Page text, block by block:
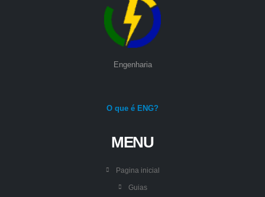
Engenharia
O que é ENG?
MENU
Pagina inicial
Guias